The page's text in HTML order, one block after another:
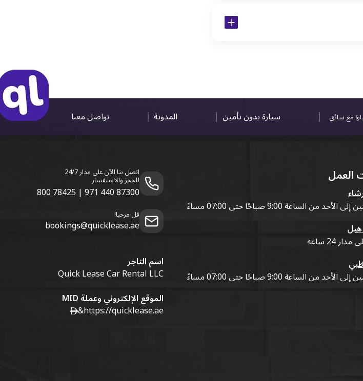
مع سائق سيارة بدون تأمين المدونة تواصل معنا
العمل
الأحد من الساعة 9:00 صباحًا حتى 07:00 مساءً
هيل
24 ساعة
الأحد من الساعة 9:00 صباحًا حتى 07:00 مساءً
اتصل بنا الآن على مدار 24/7
للحجز والاستفسار
800 78425 | 971 440 87300
قل مرحبا!
bookings@quicklease.ae
اسم التاجر
Quick Lease Car Rental LLC
الموقع الإلكتروني وعملة MID
https://quicklease.ae
&